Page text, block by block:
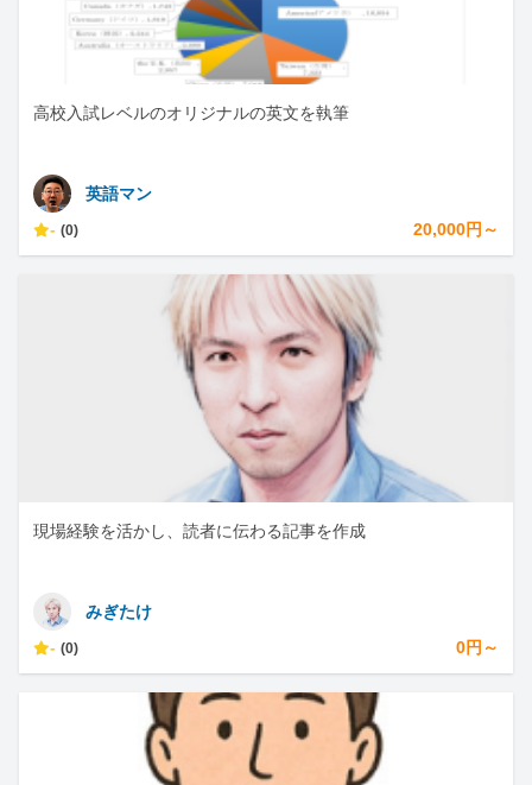
高校入試レベルのオリジナルの英文を執筆
英語マン
- (0) 20,000円～
現場経験を活かし、読者に伝わる記事を作成
みぎたけ
- (0) 0円～